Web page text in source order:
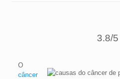
3.8/
O
câncer